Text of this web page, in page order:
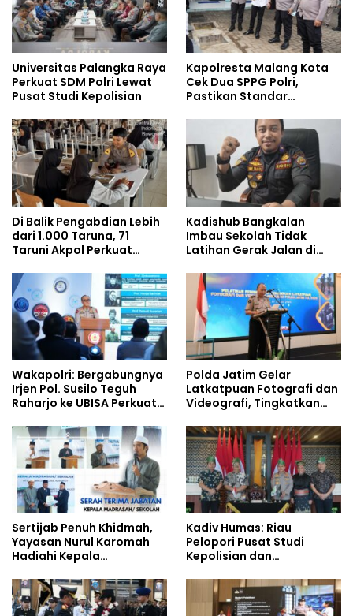
Universitas Palangka Raya
Perkuat SDM Polri Lewat
Pusat Studi Kepolisian
Kapolresta Malang Kota
Cek Dua SPPG Polri,
Pastikan Standar
Pengelolaan Limbah
Berjalan Optimal
Di Balik Pengabdian Lebih
dari 1.000 Taruna, 71
Taruni Akpol Perkuat
Siswa Sekolah Rakyat
Kadishub Bangkalan
Imbau Sekolah Tidak
Latihan Gerak Jalan di
Wakapolri: Bergabungnya
Irjen Pol. Susilo Teguh
Raharjo ke UBISA Perkuat
Studi Kepolisian
Polda Jatim Gelar
Latkatpuan Fotografi dan
Videografi, Tingkatkan
Era Digital
Sertijab Penuh Khidmah,
Yayasan Nurul Karomah
Hadiahi Kepala
Umrah
Kadiv Humas: Riau
Pelopori Pusat Studi
Kepolisian dan
Policing Masuki Babak